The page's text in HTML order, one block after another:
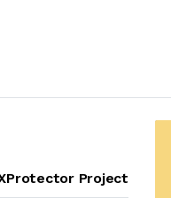
Project